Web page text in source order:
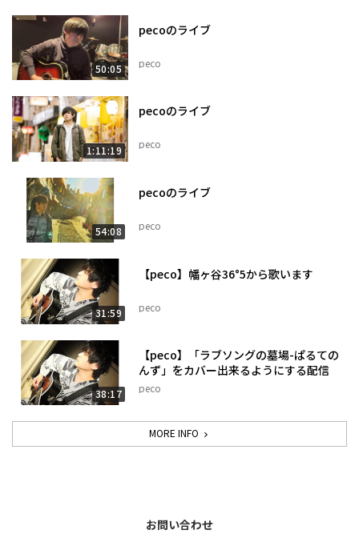
50:05
pecoのライブ
peco
1:11:19
pecoのライブ
peco
54:08
pecoのライブ
peco
31:59
【peco】幡ヶ谷36°5から歌います
peco
38:17
【peco】「ラブソングの墓場-ぱるての
んず」をカバー出来るようにする配信
peco
MORE INFO
お問い合わせ